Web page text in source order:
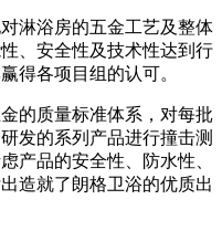
淋浴房的五金工艺及整体
、安全性及技术性达到行
得各项目组的认可。
的质量标准体系，对每批
发的系列产品进行撞击测
产品的安全性、防水性、
造就了朗格卫浴的优质出